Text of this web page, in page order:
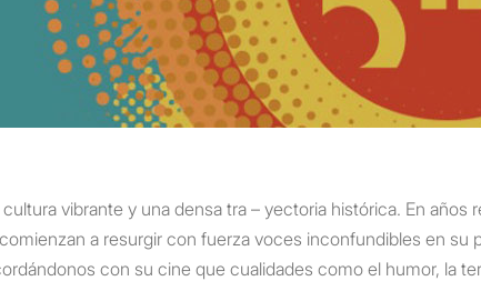
vibrante y una densa tra – yectoria histórica. En
a resurgir con fuerza voces inconfundibles en
con su cine que cualidades como el humor, la